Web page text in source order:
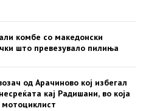
комбе со македонски
што превезувало пилиња
од Арачиново кој избегал
кај Радишани, во која